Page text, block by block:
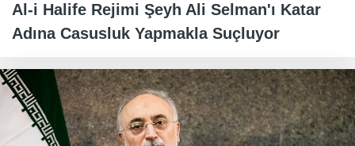
Al-i Halife Rejimi Şeyh Ali Selman'ı Katar
Adına Casusluk Yapmakla Suçluyor